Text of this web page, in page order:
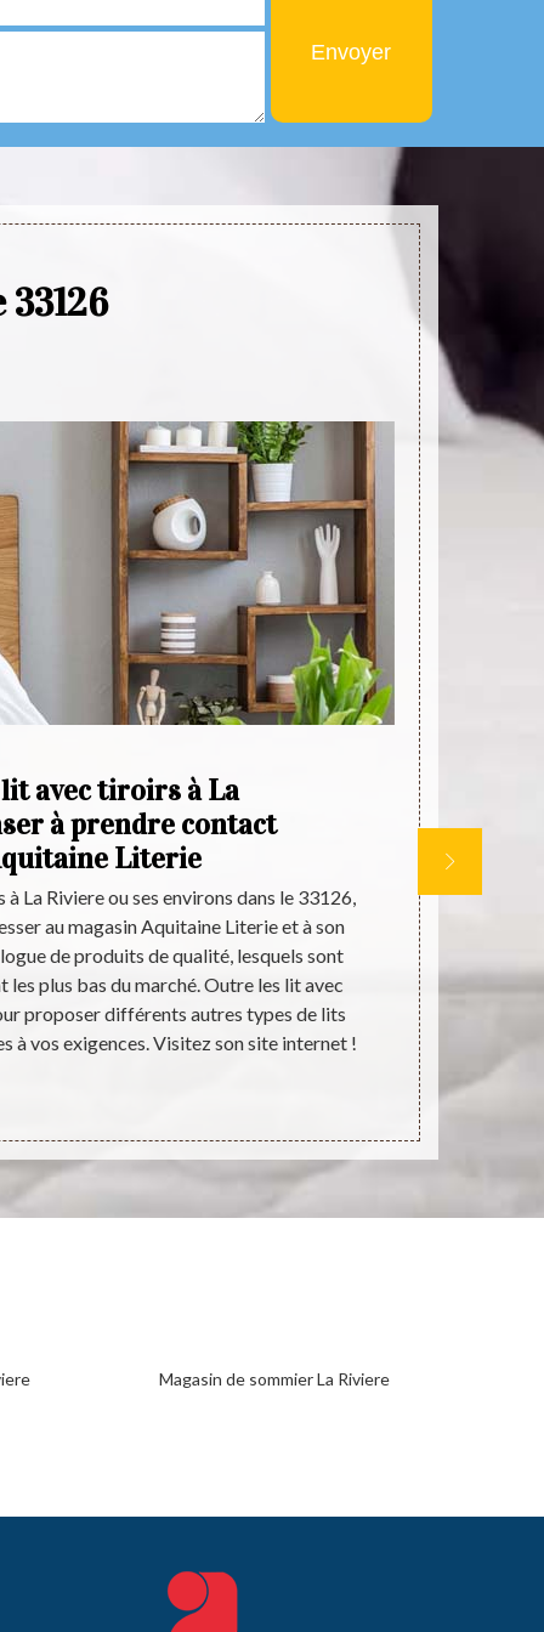
avec tiroirs à La
à prendre contact
Literie
La Riviere ou ses environs dans le 33126,
au magasin Aquitaine Literie et à son
de produits de qualité, lesquels sont
les plus bas du marché. Outre les lit avec
proposer différents autres types de lits
à vos exigences. Visitez son site internet !
Pour
Magasin de sommier La Riviere